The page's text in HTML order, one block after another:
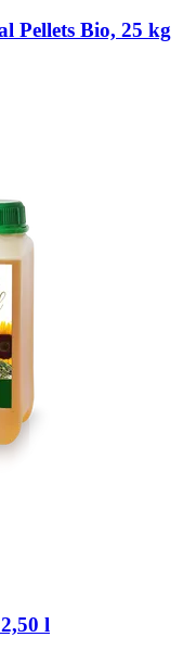
Pellets Bio, 25 kg
l